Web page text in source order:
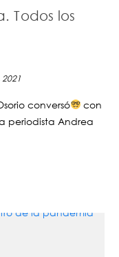
Todos los
conversó
con
periodista Andrea